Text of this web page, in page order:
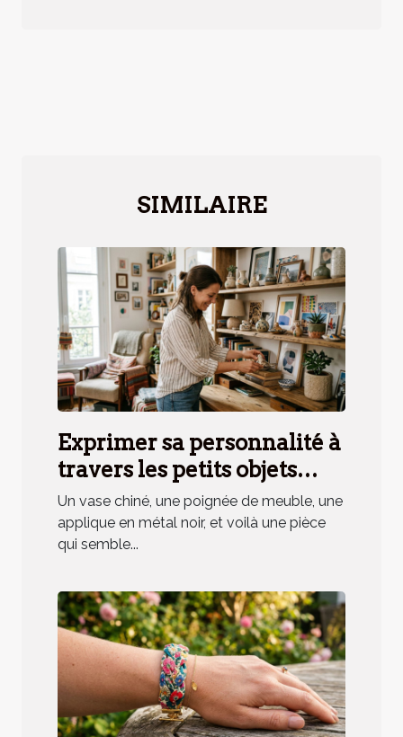
SIMILAIRE
Exprimer sa personnalité à
travers les petits objets
déco, mythe ou réalité ?
Un vase chiné, une poignée de meuble, une
applique en métal noir, et voilà une pièce
qui semble...